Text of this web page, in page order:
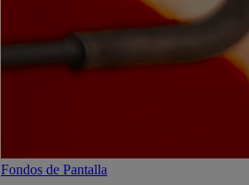
Fondos de Pantalla